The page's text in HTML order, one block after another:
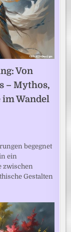
Von
– Mythos,
Wandel
begegnet
ein
zwischen
Gestalten